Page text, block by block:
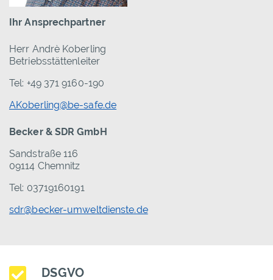
Ihr Ansprechpartner
Herr Andrè Koberling
Betriebsstättenleiter
Tel: +49 371 9160-190
AKoberling@be-safe.de
Becker & SDR GmbH
Sandstraße 116
09114 Chemnitz
Tel: 03719160191
sdr@becker-umweltdienste.de
DSGVO